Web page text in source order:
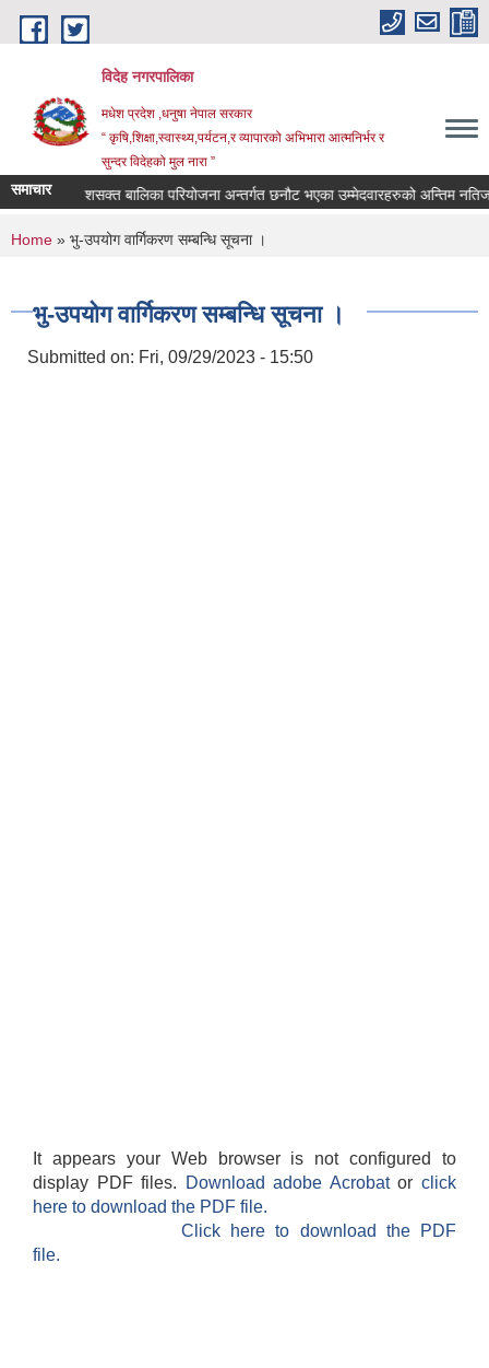
Skip to main content
विदेह नगरपालिका
मधेश प्रदेश ,धनुषा नेपाल सरकार
“ कृषि,शिक्षा,स्वास्थ्य,पर्यटन,र व्यापारको अभिभारा आत्मनिर्भर र
सुन्दर विदेहको मुल नारा ”
समाचार
। शसक्त बालिका परियोजना अन्तर्गत छनौट भएका उम्मेदवारहरुको अन्तिम नतिजा
You are here
Home » भु-उपयोग वार्गिकरण सम्बन्धि सूचना ।
भु-उपयोग वार्गिकरण सम्बन्धि सूचना ।
Submitted on: Fri, 09/29/2023 - 15:50
It appears your Web browser is not configured to
display PDF files.
Download adobe Acrobatorclick
here to download the PDF file.
Click here to download the PDF
file.